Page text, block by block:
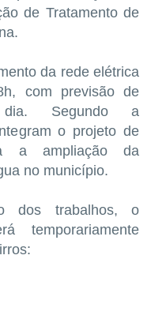
de Tratamento de
da rede elétrica
com previsão de
Segundo a
o projeto de
a ampliação da
no município.
dos trabalhos, o
temporariamente